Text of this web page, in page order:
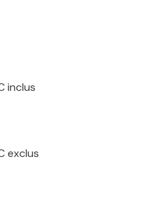
inclus
exclus